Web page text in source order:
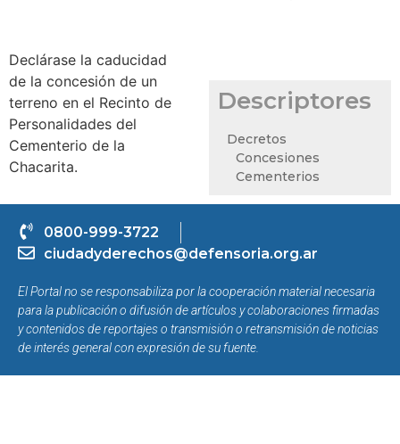
Declárase la caducidad
de la concesión de un
terreno en el Recinto de
Personalidades del
Cementerio de la
Chacarita.
Descriptores
Decretos
Concesiones
Cementerios
0800-999-3722
ciudadyderechos@defensoria.org.ar
El Portal no se responsabiliza por la cooperación material necesaria
para la publicación o difusión de artículos y colaboraciones firmadas
y contenidos de reportajes o transmisión o retransmisión de noticias
de interés general con expresión de su fuente.